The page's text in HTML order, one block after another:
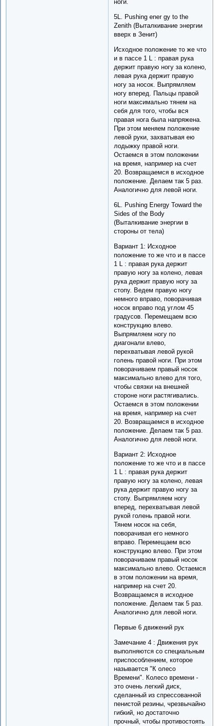
ноги.
5L. Pushing ener gy to the
Zenith (Выталкивание энергии
вверх в Зенит)
Исходное положение то же что
и в пассе 1 L : правая рука
держит правую ногу за колено,
левая рука держит правую
ногу за носок. Выпрямляем
ногу вперед. Пальцы правой
ноги максимально тянем на
себя для того, чтобы вся
правая нога была напряжена.
При этом меняем положение
левой руки, захватывая ею
лодыжку правой ноги.
Остаемся в этом положении
на время, например на счет
20. Возвращаемся в исходное
положение. Делаем так 5 раз.
Аналогично для левой ноги.
6L. Pushing Energy Toward the
Sides of the Body
(Выталкивание энергии в
стороны от тела)
Вариант 1: Исходное
положение то же что и в пассе
1 L : правая рука держит
правую ногу за колено, левая
рука держит правую ногу за
стопу. Ведем правую ногу
немного вправо, поворачивая
носок вправо под углом 45
градусов. Перемещаем всю
конструкцию влево.
Выпрямляем ногу по
диагонали влево,
перехватывая левой рукой
голень правой ноги. При этом
поворачиваем правый носок
максимально влево для того,
чтобы связки на внешней
стороне ноги растягивались.
Остаемся в этом положении
на время, например на счет
20. Возвращаемся в исходное
положение. Делаем так 5 раз.
Аналогично для левой ноги.
Вариант 2: Исходное
положение то же что и в пассе
1 L : правая рука держит
правую ногу за колено, левая
рука держит правую ногу за
стопу. Выпрямляем ногу
вперед, перехватывая левой
рукой голень правой ноги.
Тянем носок на себя,
поворачивая его немного
вправо. Перемещаем всю
конструкцию влево. При этом
поворачиваем правый носок
максимально влево. Остаемся
в этом положении на время,
например на счет 20.
Возвращаемся в исходное
положение. Делаем так 5 раз.
Аналогично для левой ноги.
Первые 6 движений рук
Замечание 4 : Движения рук
выполняются со специальным
приспособлением, которое
называется "К олесо
Времени". Колесо времени -
это очень легкий диск,
сделанный из спрессованной
пенистой резины, чрезвычайно
гибкий, но достаточно
прочный, чтобы противостоять